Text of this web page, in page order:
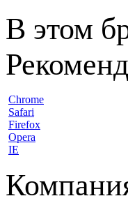
В этом
Chrome
Safari
Firefox
Opera
IE